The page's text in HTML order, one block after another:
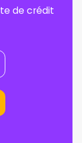
de crédit